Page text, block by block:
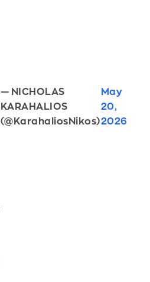
— NICHOLAS
KARAHALIOS
(@KarahaliosNikos)
May
20,
2026